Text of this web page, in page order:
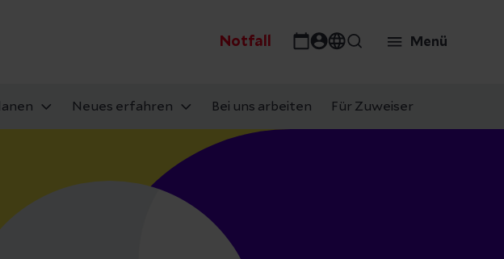
Notfall Menü
Neues erfahren Bei uns arbeiten Für Zuweiser